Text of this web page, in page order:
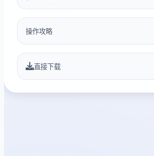
操作攻略
直接下载